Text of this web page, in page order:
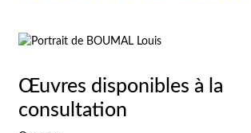
Œuvres disponibles à la
consultation